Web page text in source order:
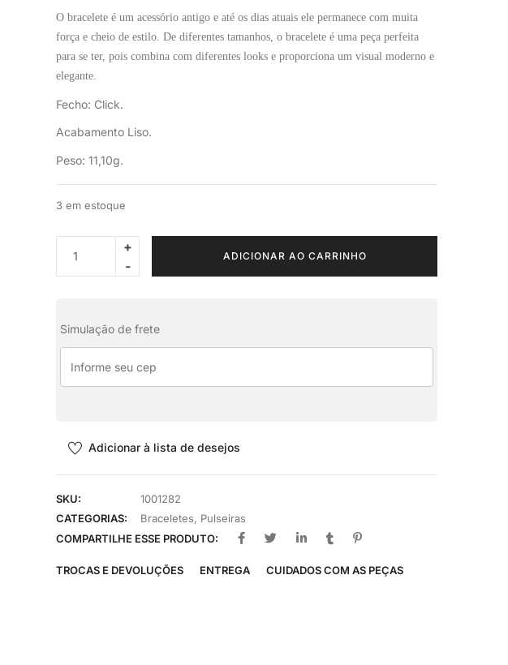
O bracelete é um acessório antigo e até os dias atuais ele permanece com muita
força e cheio de estilo. De diferentes tamanhos, o bracelete é uma peça perfeita
para se ter, pois combina com diferentes looks e proporciona um visual moderno e
elegante.
Fecho: Click.
Acabamento Liso.
Peso: 11,10g.
3 em estoque
ADICIONAR AO CARRINHO
Simulação de frete
Adicionar à lista de desejos
SKU:
1001282
CATEGORIAS:
Braceletes, Pulseiras
COMPARTILHE ESSE PRODUTO:
TROCAS E DEVOLUÇÕES ENTREGA CUIDADOS COM AS PEÇAS